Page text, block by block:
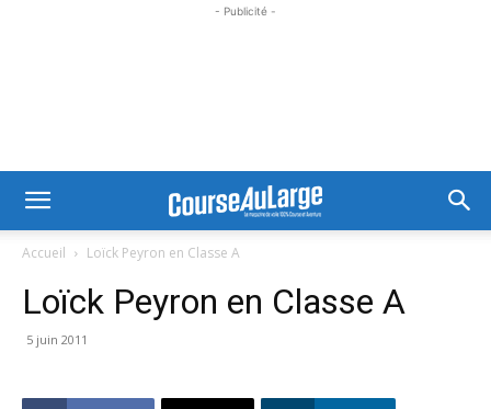
- Publicité -
Accueil Loïck Peyron en Classe A
Loïck Peyron en Classe A
5 juin 2011